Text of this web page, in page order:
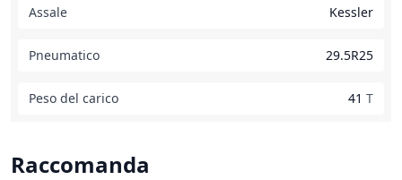
Assale Kessler
Pneumatico 29.5R25
Peso del carico 41 T
Raccomanda